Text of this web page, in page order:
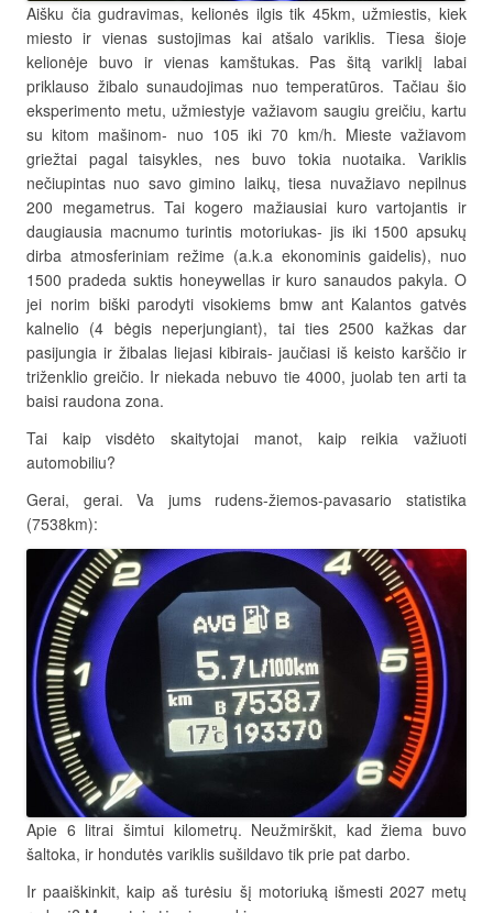
Aišku čia gudravimas, kelionės ilgis tik 45km, užmiestis, kiek
miesto ir vienas sustojimas kai atšalo variklis. Tiesa šioje
kelionėje buvo ir vienas kamštukas. Pas šitą variklį labai
priklauso žibalo sunaudojimas nuo temperatūros. Tačiau šio
eksperimento metu, užmiestyje važiavom saugiu greičiu, kartu
su kitom mašinom- nuo 105 iki 70 km/h. Mieste važiavom
griežtai pagal taisykles, nes buvo tokia nuotaika. Variklis
nečiupintas nuo savo gimino laikų, tiesa nuvažiavo nepilnus
200 megametrus. Tai kogero mažiausiai kuro vartojantis ir
daugiausia macnumo turintis motoriukas- jis iki 1500 apsukų
dirba atmosferiniam režime (a.k.a ekonominis gaidelis), nuo
1500 pradeda suktis honeywellas ir kuro sanaudos pakyla. O
jei norim biški parodyti visokiems bmw ant Kalantos gatvės
kalnelio (4 bėgis neperjungiant), tai ties 2500 kažkas dar
pasijungia ir žibalas liejasi kibirais- jaučiasi iš keisto karščio ir
triženklio greičio. Ir niekada nebuvo tie 4000, juolab ten arti ta
baisi raudona zona.
Tai kaip visdėto skaitytojai manot, kaip reikia važiuoti
automobiliu?
Gerai, gerai. Va jums rudens-žiemos-pavasario statistika
(7538km):
Apie 6 litrai šimtui kilometrų. Neužmirškit, kad žiema buvo
šaltoka, ir hondutės variklis sušildavo tik prie pat darbo.
Ir paaiškinkit, kaip aš turėsiu šį motoriuką išmesti 2027 metų